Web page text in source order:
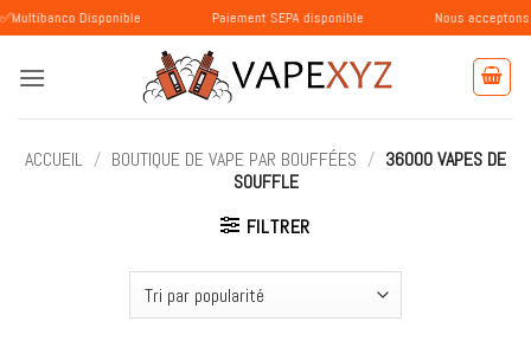
Passer
au
contenu
Disponible Paiement SEPA disponible Nous acceptons les
ACCUEIL / BOUTIQUE DE VAPE PAR BOUFFÉES / 36000 VAPES DE
SOUFFLE
FILTRER